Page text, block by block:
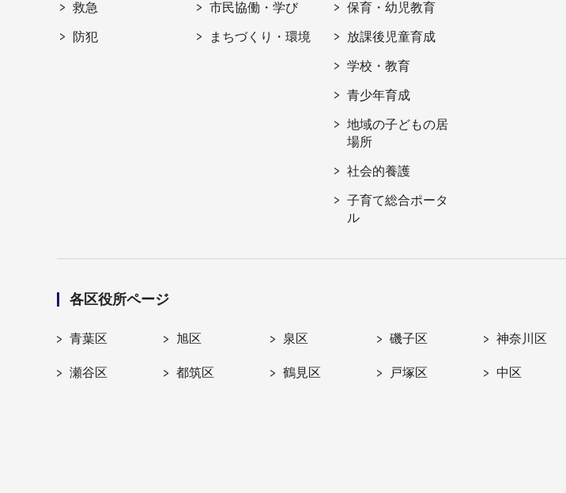
救急
防犯
市民協働・学び
まちづくり・環境
保育・幼児教育
放課後児童育成
学校・教育
青少年育成
地域の子どもの居
場所
社会的養護
子育て総合ポータ
ル
各区役所ページ
青葉区 旭区 泉区 磯子区 神奈川区
瀬谷区 都筑区 鶴見区 戸塚区 中区